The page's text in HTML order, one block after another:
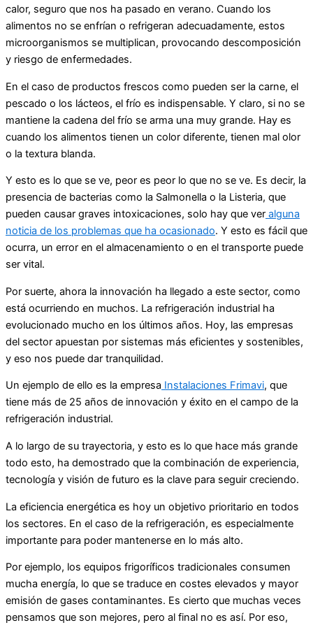
calor, seguro que nos ha pasado en verano. Cuando los
alimentos no se enfrían o refrigeran adecuadamente, estos
microorganismos se multiplican, provocando descomposición
y riesgo de enfermedades.
En el caso de productos frescos como pueden ser la carne, el
pescado o los lácteos, el frío es indispensable. Y claro, si no se
mantiene la cadena del frío se arma una muy grande. Hay es
cuando los alimentos tienen un color diferente, tienen mal olor
o la textura blanda.
Y esto es lo que se ve, peor es peor lo que no se ve. Es decir, la
presencia de bacterias como la Salmonella o la Listeria, que
pueden causar graves intoxicaciones, solo hay que ver alguna
noticia de los problemas que ha ocasionado. Y esto es fácil que
ocurra, un error en el almacenamiento o en el transporte puede
ser vital.
Por suerte, ahora la innovación ha llegado a este sector, como
está ocurriendo en muchos. La refrigeración industrial ha
evolucionado mucho en los últimos años. Hoy, las empresas
del sector apuestan por sistemas más eficientes y sostenibles,
y eso nos puede dar tranquilidad.
Un ejemplo de ello es la empresa Instalaciones Frimavi, que
tiene más de 25 años de innovación y éxito en el campo de la
refrigeración industrial.
A lo largo de su trayectoria, y esto es lo que hace más grande
todo esto, ha demostrado que la combinación de experiencia,
tecnología y visión de futuro es la clave para seguir creciendo.
La eficiencia energética es hoy un objetivo prioritario en todos
los sectores. En el caso de la refrigeración, es especialmente
importante para poder mantenerse en lo más alto.
Por ejemplo, los equipos frigoríficos tradicionales consumen
mucha energía, lo que se traduce en costes elevados y mayor
emisión de gases contaminantes. Es cierto que muchas veces
pensamos que son mejores, pero al final no es así. Por eso,